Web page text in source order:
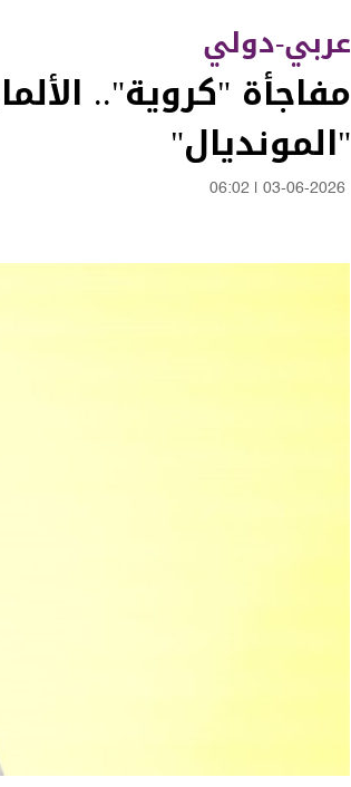
عربي-دولي
مفاجأة "كروية"..
"المونديال"
03-06-2026
06:02